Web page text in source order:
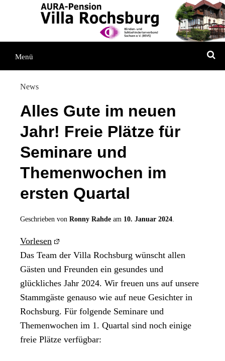
Menü
News
Alles Gute im neuen
Jahr! Freie Plätze für
Seminare und
Themenwochen im
ersten Quartal
Geschrieben von Ronny Rahde am 10. Januar 2024
Vorlesen
Das Team der Villa Rochsburg wünscht allen
Gästen und Freunden ein gesundes und
glückliches Jahr 2024. Wir freuen uns auf unsere
Stammgäste genauso wie auf neue Gesichter in
Rochsburg. Für folgende Seminare und
Themenwochen im 1. Quartal sind noch einige
freie Plätze verfügbar: